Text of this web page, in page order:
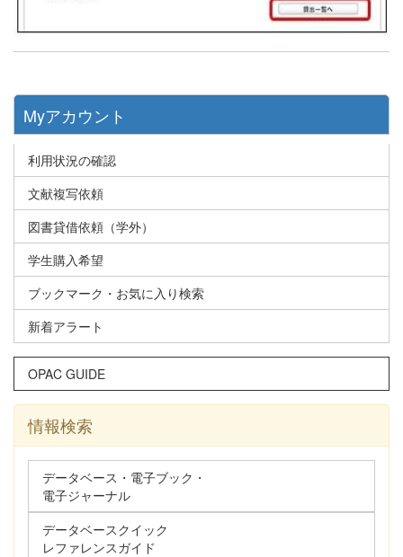
Myアカウント
利用状況の確認
文献複写依頼
図書貸借依頼（学外）
学生購入希望
ブックマーク・お気に入り検索
新着アラート
OPAC GUIDE
情報検索
データベース・電子ブック・
電子ジャーナル
データベースクイック
レファレンスガイド